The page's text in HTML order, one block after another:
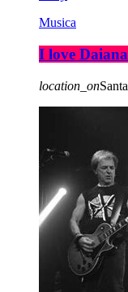
Musica
I love
location_on